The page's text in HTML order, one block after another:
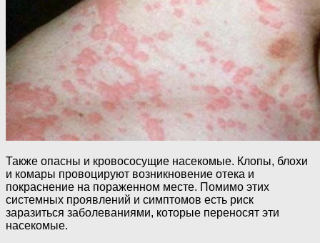
Также опасны и кровососущие насекомые. Клопы, блохи
и комары провоцируют возникновение отека и
покраснение на пораженном месте. Помимо этих
системных проявлений и симптомов есть риск
заразиться заболеваниями, которые переносят эти
насекомые.